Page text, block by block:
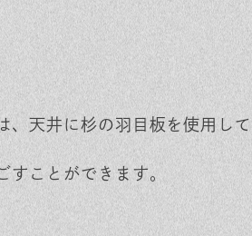
、天井に杉の羽目板を使用し
すことができます。